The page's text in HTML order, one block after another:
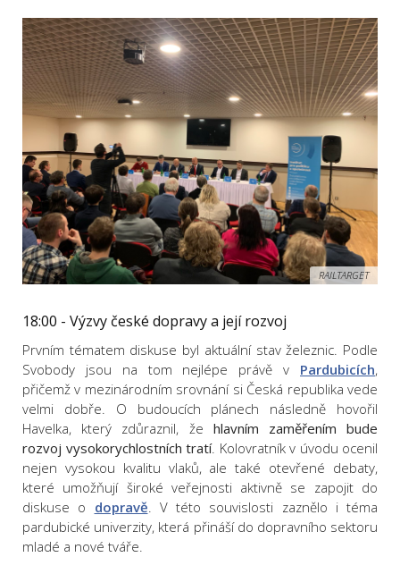
RAILTARGET
18:00 - Výzvy české dopravy a její rozvoj
Prvním tématem diskuse byl aktuální stav železnic. Podle
Svobody jsou na tom nejlépe právě v Pardubicích,
přičemž v mezinárodním srovnání si Česká republika vede
velmi dobře. O budoucích plánech následně hovořil
Havelka, který zdůraznil, že hlavním zaměřením bude
rozvoj vysokorychlostních tratí. Kolovratník v úvodu ocenil
nejen vysokou kvalitu vlaků, ale také otevřené debaty,
které umožňují široké veřejnosti aktivně se zapojit do
diskuse o dopravě. V této souvislosti zaznělo i téma
pardubické univerzity, která přináší do dopravního sektoru
mladé a nové tváře.